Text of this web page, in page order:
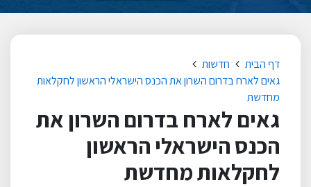
דף הבית
חדשות
גאים לארח בדרום השרון את הכנס הישראלי הראשון לחקלאות
מחדשת
גאים לארח בדרום השרון את
הכנס הישראלי הראשון
לחקלאות מחדשת